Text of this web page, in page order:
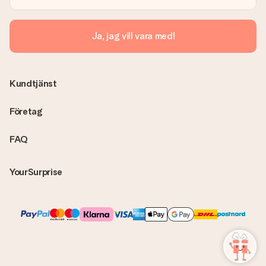
Skickas fakturan tillsammans med produkten?
Ingen faktura skickas med själva produkten. Din faktura
skickas alltid med e-postbekräftelsen och du hittar även dina
Ja, jag vill vara med!
FAQ
YourSurprise
Kundtjänst
Företag